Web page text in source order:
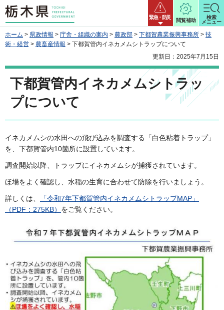
栃木県 緊急・防災
閲覧補助
検索
メニュー
ホーム > 県政情報 > 庁舎・組織の案内 > 農政部 > 下都賀農業振興事務所 > 技
術・経営 > 農畜産情報 > 下都賀管内イネカメムシトラップについて
更新日：2025年7月15日
下都賀管内イネカメムシトラッ
プについて
イネカメムシの水田への飛び込みを調査する「白色粘着トラップ」
を、下都賀管内10箇所に設置しています。
調査開始以降、トラップにイネカメムシが捕獲されています。
ほ場をよく確認し、水稲の生育に合わせて防除を行いましょう。
詳しくは、
「令和7年下都賀管内イネカメムシトラップMAP」
（PDF：275KB） をご覧ください。